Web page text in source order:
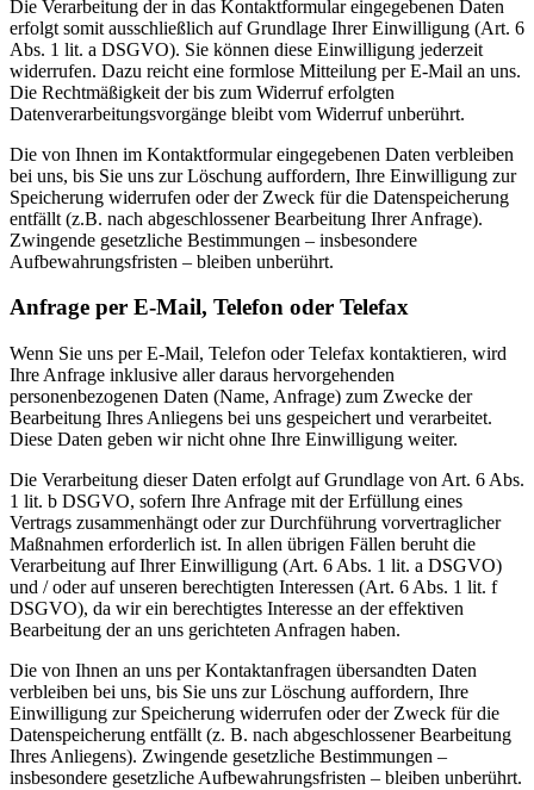
Die Verarbeitung der in das Kontaktformular eingegebenen Daten
erfolgt somit ausschließlich auf Grundlage Ihrer Einwilligung (Art. 6
Abs. 1 lit. a DSGVO). Sie können diese Einwilligung jederzeit
widerrufen. Dazu reicht eine formlose Mitteilung per E-Mail an uns.
Die Rechtmäßigkeit der bis zum Widerruf erfolgten
Datenverarbeitungsvorgänge bleibt vom Widerruf unberührt.
Die von Ihnen im Kontaktformular eingegebenen Daten verbleiben
bei uns, bis Sie uns zur Löschung auffordern, Ihre Einwilligung zur
Speicherung widerrufen oder der Zweck für die Datenspeicherung
entfällt (z.B. nach abgeschlossener Bearbeitung Ihrer Anfrage).
Zwingende gesetzliche Bestimmungen – insbesondere
Aufbewahrungsfristen – bleiben unberührt.
Anfrage per E-Mail, Telefon oder Telefax
Wenn Sie uns per E-Mail, Telefon oder Telefax kontaktieren, wird
Ihre Anfrage inklusive aller daraus hervorgehenden
personenbezogenen Daten (Name, Anfrage) zum Zwecke der
Bearbeitung Ihres Anliegens bei uns gespeichert und verarbeitet.
Diese Daten geben wir nicht ohne Ihre Einwilligung weiter.
Die Verarbeitung dieser Daten erfolgt auf Grundlage von Art. 6 Abs.
1 lit. b DSGVO, sofern Ihre Anfrage mit der Erfüllung eines
Vertrags zusammenhängt oder zur Durchführung vorvertraglicher
Maßnahmen erforderlich ist. In allen übrigen Fällen beruht die
Verarbeitung auf Ihrer Einwilligung (Art. 6 Abs. 1 lit. a DSGVO)
und / oder auf unseren berechtigten Interessen (Art. 6 Abs. 1 lit. f
DSGVO), da wir ein berechtigtes Interesse an der effektiven
Bearbeitung der an uns gerichteten Anfragen haben.
Die von Ihnen an uns per Kontaktanfragen übersandten Daten
verbleiben bei uns, bis Sie uns zur Löschung auffordern, Ihre
Einwilligung zur Speicherung widerrufen oder der Zweck für die
Datenspeicherung entfällt (z. B. nach abgeschlossener Bearbeitung
Ihres Anliegens). Zwingende gesetzliche Bestimmungen –
insbesondere gesetzliche Aufbewahrungsfristen – bleiben unberührt.